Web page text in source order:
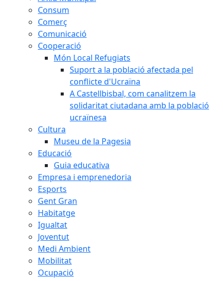
Consum
Comerç
Comunicació
Cooperació
Món Local Refugiats
Suport a la població afectada pel
conflicte d'Ucraïna
A Castellbisbal, com canalitzem la
solidaritat ciutadana amb la població
ucraïnesa
Cultura
Museu de la Pagesia
Educació
Guia educativa
Empresa i emprenedoria
Esports
Gent Gran
Habitatge
Igualtat
Joventut
Medi Ambient
Mobilitat
Ocupació